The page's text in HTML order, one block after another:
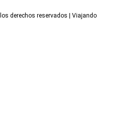
derechos reservados | Viajando